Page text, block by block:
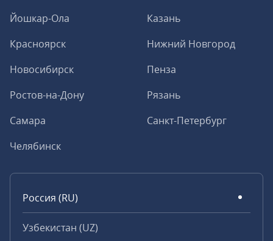
Йошкар-Ола
Казань
Красноярск
Нижний Новгород
Новосибирск
Пенза
Ростов-на-Дону
Рязань
Самара
Санкт-Петербург
Челябинск
Россия (RU)
Узбекистан (UZ)